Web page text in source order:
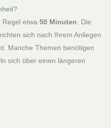
Regel etwa 50 Minuten . Die
sich nach Ihrem Anliegen
Manche Themen benötigen
sich über einen längeren